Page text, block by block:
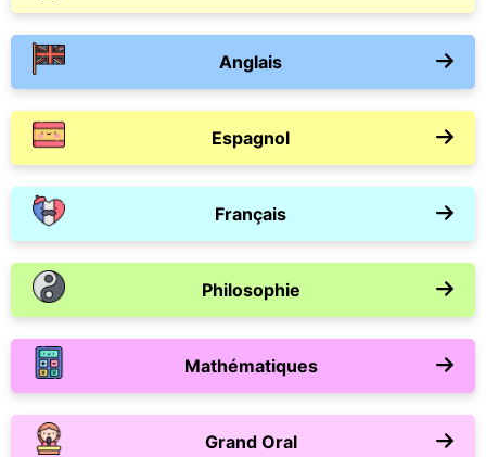
Anglais
Espagnol
Français
Philosophie
Mathématiques
Grand Oral